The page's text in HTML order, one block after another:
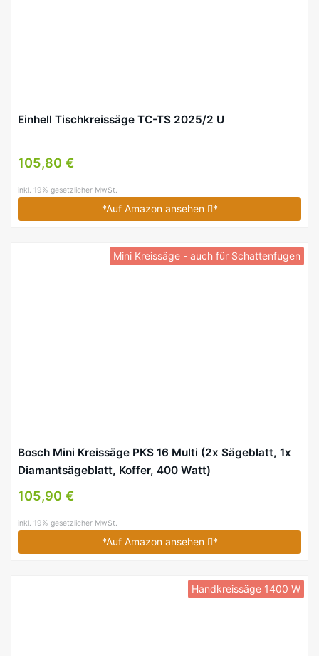
Einhell Tischkreissäge TC-TS 2025/2 U
105,80 €
inkl. 19% gesetzlicher MwSt.
*Auf Amazon ansehen *
Mini Kreissäge - auch für Schattenfugen
Bosch Mini Kreissäge PKS 16 Multi (2x Sägeblatt, 1x
Diamantsägeblatt, Koffer, 400 Watt)
105,90 €
inkl. 19% gesetzlicher MwSt.
*Auf Amazon ansehen *
Handkreissäge 1400 W